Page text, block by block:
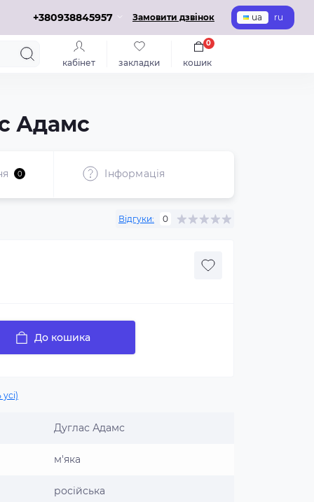
+380938845957 Замовити дзвінок ua ru
кабінет закладки кошик
0
Адамс
0 Iнформація
Відгуки: 0
До кошика
Дуглас Адамс
м'яка
російська